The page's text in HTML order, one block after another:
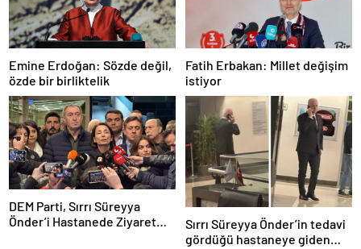
Emine Erdoğan: Sözde değil,
özde bir birliktelik
Fatih Erbakan: Millet değişim
istiyor
DEM Parti, Sırrı Süreyya
Önder’i Hastanede Ziyaret
Sırrı Süreyya Önder’in tedavi
gördüğü hastaneye giden